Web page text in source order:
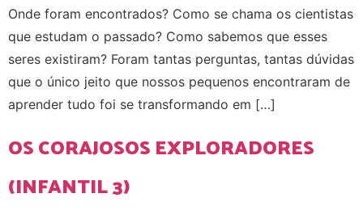
Onde foram encontrados? Como se chama os cientistas
que estudam o passado? Como sabemos que esses
seres existiram? Foram tantas perguntas, tantas dúvidas
que o único jeito que nossos pequenos encontraram de
aprender tudo foi se transformando em […]
OS CORAJOSOS EXPLORADORES
(INFANTIL 3)